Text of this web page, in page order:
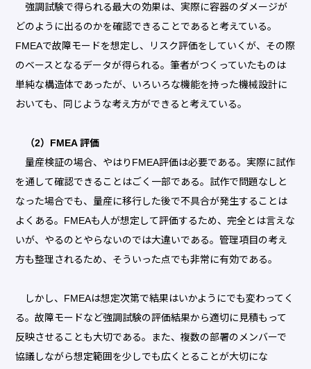
強調試験で得られる最大の効果は、実際に容器のダメージが
どのように出るのかを確認できることであると考えている。
FMEAで故障モードを想定し、リスク評価をしていくが、その際
のベースとなるデータが得られる。筆者がつくっていたものは
単純な構造体であったが、いろいろな機能を持った機械設計に
おいても、同じような考え方ができると考えている。
（2）FMEA 評価
量産検証の場合、やはりFMEA評価は必要である。実際に試作
を通して確認できることはごく一部である。試作で問題なしと
なった場合でも、量産に移行した後で不具合が発生することは
よくある。FMEAも人が想定して評価するため、完全とは言えな
いが、やるのとやらないのでは大違いである。管理項目の考え
方も整理されるため、そういった点でも非常に有効である。
しかし、FMEAは想定次第で結果はいかようにでも変わってく
る。故障モードなど強調試験の評価結果から適切に見積もって
反映させることも大切である。また、複数の部署のメンバーで
協議しながら想定範囲を少しでも広くとることが大切にな